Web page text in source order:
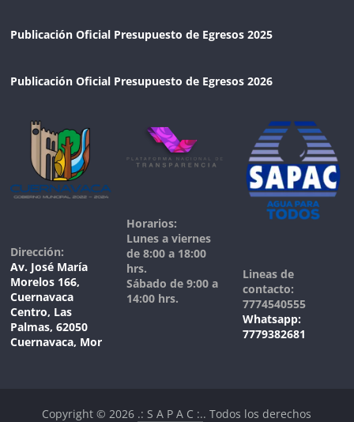
Publicación Oficial Presupuesto de Egresos 2025
Publicación Oficial Presupuesto de Egresos 2026
Dirección:
Av. José María
Morelos 166,
Cuernavaca
Centro, Las
Palmas, 62050
Cuernavaca, Mor
Horarios:
Lunes a viernes
de 8:00 a 18:00
hrs.
Sábado de 9:00 a
14:00 hrs.
Lineas de
contacto:
7774540555
Whatsapp:
7779382681
Copyright © 2026 .: S A P A C :.. Todos los derechos